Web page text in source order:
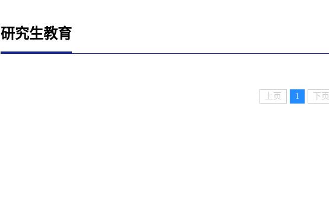
研究生教育
上页 1 下页